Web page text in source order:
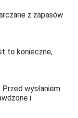
z zapasów
to konieczne,
wysłaniem
i